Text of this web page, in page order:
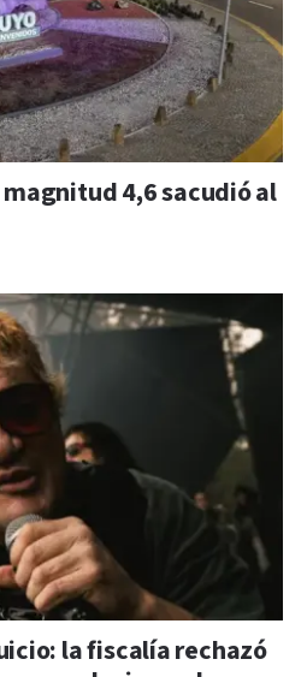
4,6 sacudió al
la fiscalía rechazó